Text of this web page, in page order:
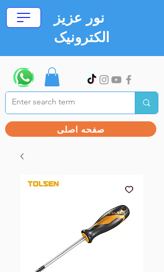
نور عزیز
الکترونیک
صفحه اصلی